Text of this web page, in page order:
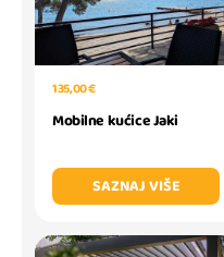
135,00 €
Mobilne kućice Jaki
SAZNAJ VIŠE